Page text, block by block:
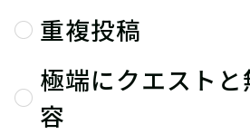
重複投稿
極端にクエスト
容